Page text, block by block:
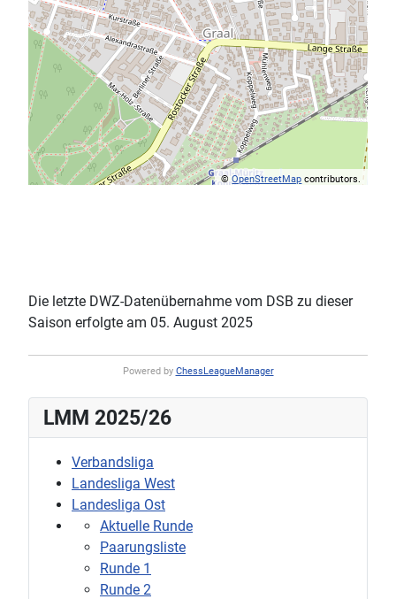
©OpenStreetMap contributors.
Die letzte DWZ-Datenübernahme vom DSB zu dieser
Saison erfolgte am 05. August 2025
Powered by ChessLeagueManager
LMM 2025/26
Verbandsliga
Landesliga West
Landesliga Ost
Aktuelle Runde
Paarungsliste
Runde 1
Runde 2